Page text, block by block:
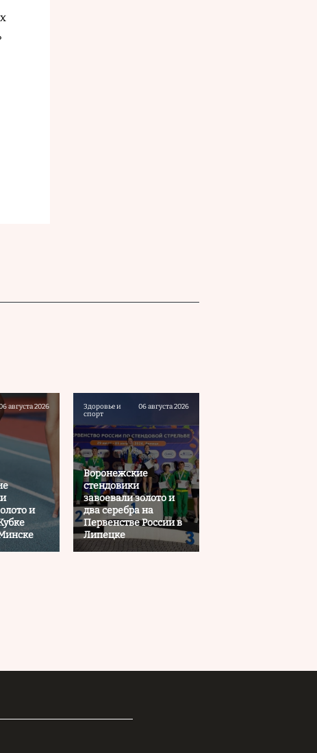
августа 2026
и
Здоровье и
спорт
06 августа 2026
Воронежские
стендовики
завоевали золото и
два серебра на
Первенстве России в
Липецке